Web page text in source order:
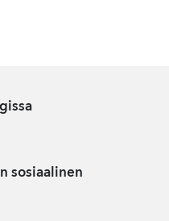
sosiaalinen